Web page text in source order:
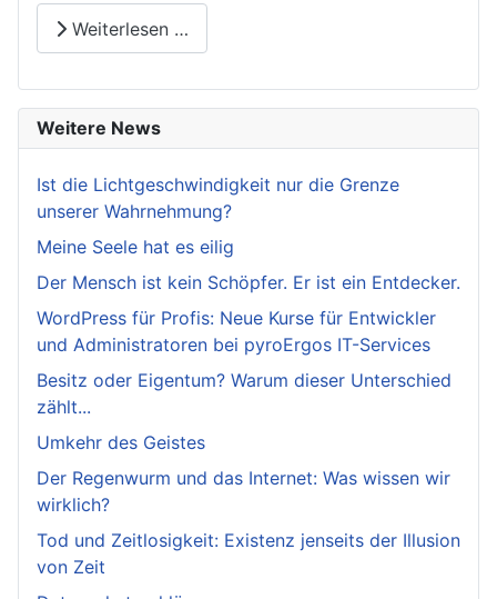
Weiterlesen …
Weitere News
Ist die Lichtgeschwindigkeit nur die Grenze
unserer Wahrnehmung?
Meine Seele hat es eilig
Der Mensch ist kein Schöpfer. Er ist ein Entdecker.
WordPress für Profis: Neue Kurse für Entwickler
und Administratoren bei pyroErgos IT-Services
Besitz oder Eigentum? Warum dieser Unterschied
zählt...
Umkehr des Geistes
Der Regenwurm und das Internet: Was wissen wir
wirklich?
Tod und Zeitlosigkeit: Existenz jenseits der Illusion
von Zeit